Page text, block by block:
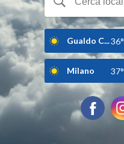
Gualdo C...36°
Milano 37°